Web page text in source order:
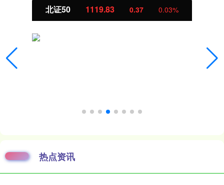
北证50 1119.78 0.32 0.03%
热点资讯